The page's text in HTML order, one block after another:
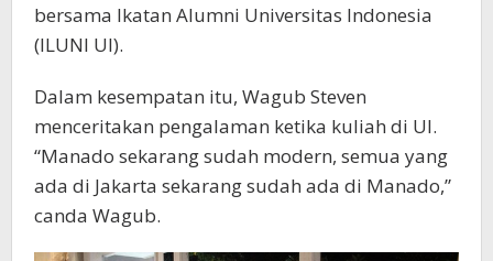
bersama Ikatan Alumni Universitas Indonesia
(ILUNI UI).
Dalam kesempatan itu, Wagub Steven
menceritakan pengalaman ketika kuliah di UI.
“Manado sekarang sudah modern, semua yang
ada di Jakarta sekarang sudah ada di Manado,”
canda Wagub.